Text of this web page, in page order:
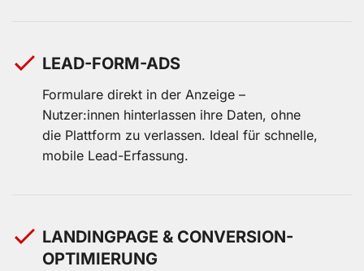
LEAD-FORM-ADS
Formulare direkt in der Anzeige –
Nutzer:innen hinterlassen ihre Daten, ohne
die Plattform zu verlassen. Ideal für schnelle,
mobile Lead-Erfassung.
LANDINGPAGE & CONVERSION-
OPTIMIERUNG